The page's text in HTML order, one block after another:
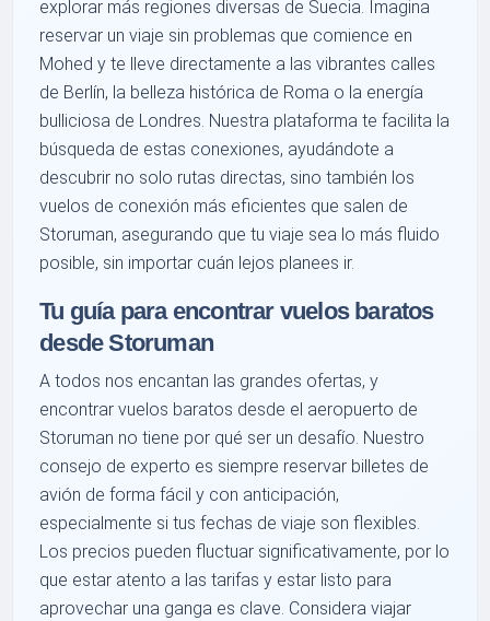
explorar más regiones diversas de Suecia. Imagina
reservar un viaje sin problemas que comience en
Mohed y te lleve directamente a las vibrantes calles
de Berlín, la belleza histórica de Roma o la energía
bulliciosa de Londres. Nuestra plataforma te facilita la
búsqueda de estas conexiones, ayudándote a
descubrir no solo rutas directas, sino también los
vuelos de conexión más eficientes que salen de
Storuman, asegurando que tu viaje sea lo más fluido
posible, sin importar cuán lejos planees ir.
Tu guía para encontrar vuelos baratos
desde Storuman
A todos nos encantan las grandes ofertas, y
encontrar vuelos baratos desde el aeropuerto de
Storuman no tiene por qué ser un desafío. Nuestro
consejo de experto es siempre reservar billetes de
avión de forma fácil y con anticipación,
especialmente si tus fechas de viaje son flexibles.
Los precios pueden fluctuar significativamente, por lo
que estar atento a las tarifas y estar listo para
aprovechar una ganga es clave. Considera viajar